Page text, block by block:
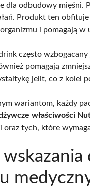
dla odbudowy mięśni.
Produkt ten
i pomagają
często
pomagają
jelit, co z kolei
wariantom, każdy
właściwości
oraz tych, które